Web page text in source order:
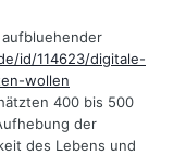
id/114623/digitale-
wollen
400 bis 500
der
des Lebens und